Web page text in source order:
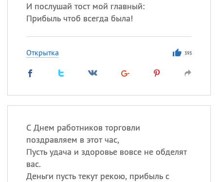
И послушай тост мой главный:
Прибыль чтоб всегда была!
Открытка 393
С Днем работников торговли
поздравляем в этот час,
Пусть удача и здоровье вовсе не обделят
вас.
Деньги пусть текут рекою, прибыль с